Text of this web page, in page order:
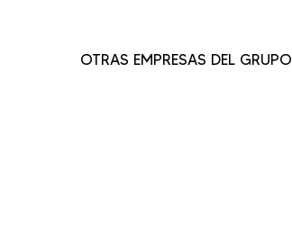
OTRAS EMPRESAS DEL GRUPO